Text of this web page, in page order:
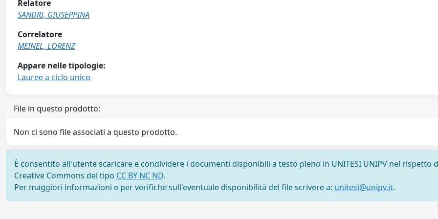
Relatore
SANDRI, GIUSEPPINA
Correlatore
MEINEL, LORENZ
Appare nelle tipologie:
Lauree a ciclo unico
File in questo prodotto:
Non ci sono file associati a questo prodotto.
È consentito all'utente scaricare e condividere i documenti disponibili a testo pieno in UNITESI UNIPV nel rispetto
Creative Commons del tipo CC BY NC ND.
Per maggiori informazioni e per verifiche sull'eventuale disponibilità del file scrivere a: unitesi@unipv.it.